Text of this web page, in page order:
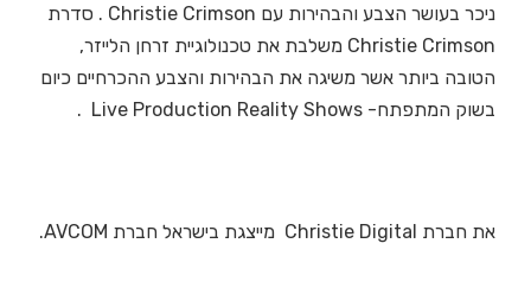
ניכר בעושר הצבע והבהירות עם Christie Crimson . סדרת
Christie Crimson משלבת את טכנולוגיית זרחן הלייזר,
הטובה ביותר אשר משיגה את הבהירות והצבע ההכרחיים כיום
בשוק המתפתח- Live Production Reality Shows .
את חברת Christie Digital מייצגת בישראל חברת AVCOM.